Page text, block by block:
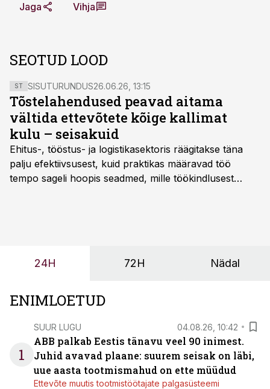
Jaga Vihja
SEOTUD LOOD
ST SISUTURUNDUS26.06.26, 13:15
Tõstelahendused peavad aitama
vältida ettevõtete kõige kallimat
kulu – seisakuid
Ehitus-, tööstus- ja logistikasektoris räägitakse täna
palju efektiivsusest, kuid praktikas määravad töö
tempo sageli hoopis seadmed, mille töökindlusest
24H 72H Nädal
ENIMLOETUD
1
SUUR LUGU 04.08.26, 10:42
ABB palkab Eestis tänavu veel 90 inimest.
Juhid avavad plaane: suurem seisak on läbi,
uue aasta tootmismahud on ette müüdud
Ettevõte muutis tootmistöötajate palgasüsteemi